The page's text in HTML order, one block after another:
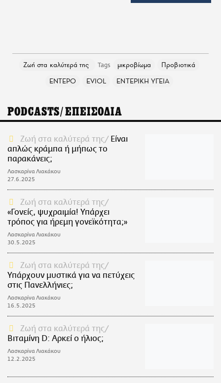
Ζωή στα καλύτερά της μικροβίωμα
Προβιοτικά
ΕΝΤΕΡΟ
EVIOL ΕΝΤΕΡΙΚΗ ΥΓΕΙΑ
PODCASTS/ΕΠΕΙΣΟΔΙΑ
Ζωή στα καλύτερά της
Είναι
απλώς κράμπα ή μήπως το
παρακάνεις;
Λασκαρίνα Λιακάκου
27.6.2025
Ζωή στα καλύτερά της
«Γονείς, ψυχραιμία! Υπάρχει
τρόπος για ήρεμη γονεϊκότητα;»
Λασκαρίνα Λιακάκου
30.5.2025
Ζωή στα καλύτερά της
Υπάρχουν μυστικά για να πετύχεις
στις Πανελλήνιες;
Λασκαρίνα Λιακάκου
16.5.2025
Ζωή στα καλύτερά της
Βιταμίνη D: Αρκεί ο ήλιος;
Λασκαρίνα Λιακάκου
12.2.2025